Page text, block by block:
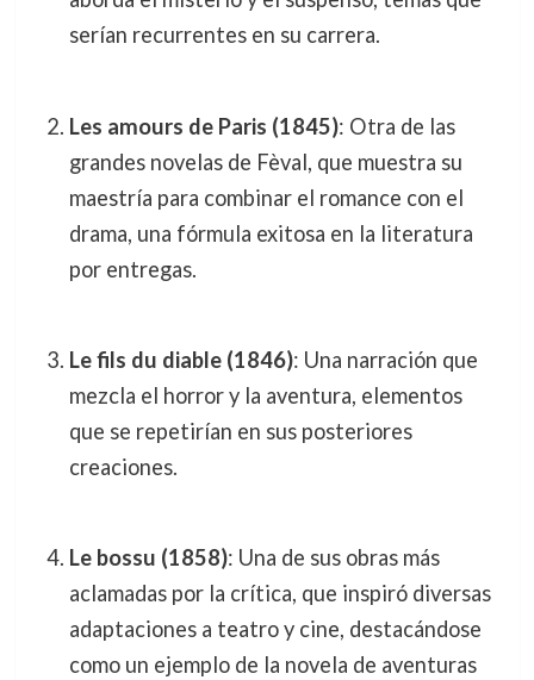
serían recurrentes en su carrera.
Les amours de Paris (1845): Otra de las
grandes novelas de Fèval, que muestra su
maestría para combinar el romance con el
drama, una fórmula exitosa en la literatura
por entregas.
Le fils du diable (1846): Una narración que
mezcla el horror y la aventura, elementos
que se repetirían en sus posteriores
creaciones.
Le bossu (1858): Una de sus obras más
aclamadas por la crítica, que inspiró diversas
adaptaciones a teatro y cine, destacándose
como un ejemplo de la novela de aventuras